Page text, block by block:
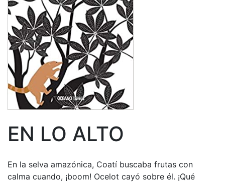
EN LO ALTO
En la selva amazónica, Coatí buscaba frutas con
calma cuando, ¡boom! Ocelot cayó sobre él. ¡Qué